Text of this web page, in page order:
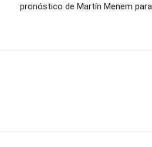
pronóstico de Martín Menem